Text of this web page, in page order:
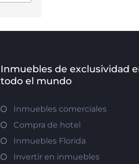
Inmuebles de exclusividad
todo el mundo
Inmuebles comerciales
Compra de hotel
Inmuebles Florida
Invertir en inmuebles